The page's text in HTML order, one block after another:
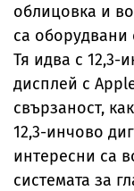
облицовка и
са оборудвани
Тя идва с 12,3-
дисплей с
свързаност,
12,3-инчово
интересни са
системата за